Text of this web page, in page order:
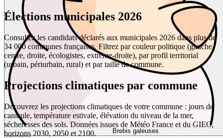
Brebis galeuses
Élections municipales 2026
Consultez les candidats déclarés aux municipales 2026 dans plus de
34 000 communes françaises. Filtrez par couleur politique (gauche,
centre, droite, écologistes, extrême-droite), par profil territorial
(urbain, périurbain, rural) et par taille de commune.
Projections climatiques par commune
Découvrez les projections climatiques de votre commune : jours de
canicule, température estivale, élévation du niveau de la mer,
sécheresses des sols. Données issues de Météo France et du GIEC,
horizons 2030, 2050 et 2100.